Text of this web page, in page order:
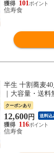
101
信寿食
半生 十割蕎麦
｜大容量・送料
クーポンあり
12,600円 送料込
116
信寿食